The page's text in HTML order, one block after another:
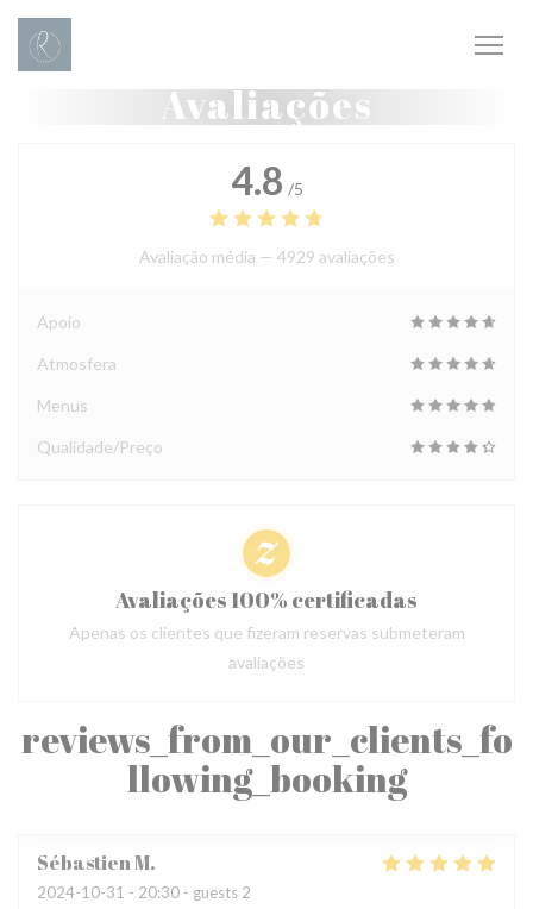
Painel de Gerenciamento de Cookies
Avaliações
reviews_from_our_clients_fo
llowing_booking
SébastienM
2024-10-31 - 20:30 - guests 2
4.8 /5
Avaliação média — 4929 avaliações
Apoio
Atmosfera
Menus
Qualidade/Preço
Avaliações 100% certificadas
Apenas os clientes que fizeram reservas submeteram
avaliações